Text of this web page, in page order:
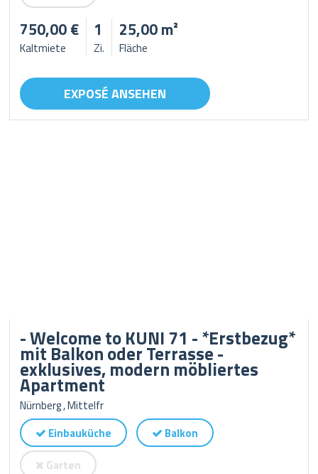
750,00 €
Kaltmiete
1
Zi.
25,00 m²
Fläche
EXPOSÉ ANSEHEN
- Welcome to KUNI 71 - *Erstbezug*
mit Balkon oder Terrasse -
exklusives, modern möbliertes
Apartment
Nürnberg , Mittelfr
Einbauküche
Balkon
Garten